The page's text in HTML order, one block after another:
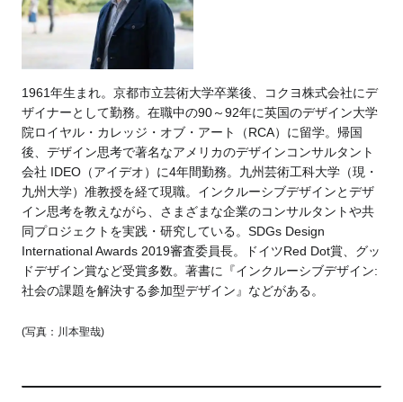
1961年生まれ。京都市立芸術大学卒業後、コクヨ株式会社にデ
ザイナーとして勤務。在職中の90～92年に英国のデザイン大学
院ロイヤル・カレッジ・オブ・アート（RCA）に留学。帰国
後、デザイン思考で著名なアメリカのデザインコンサルタント
会社 IDEO（アイデオ）に4年間勤務。九州芸術工科大学（現・
九州大学）准教授を経て現職。インクルーシブデザインとデザ
イン思考を教えながら、さまざまな企業のコンサルタントや共
同プロジェクトを実践・研究している。SDGs Design
International Awards 2019審査委員長。ドイツRed Dot賞、グッ
ドデザイン賞など受賞多数。著書に『インクルーシブデザイン:
社会の課題を解決する参加型デザイン』などがある。
(写真：川本聖哉)